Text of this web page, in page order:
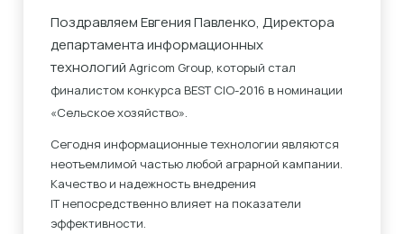
Поздравляем Евгения Павленко, Директора
департамента информационных
технологийAgricom Group, который стал
финалистом конкурса BEST CIO-2016 в номинации
«Сельское хозяйство».
Сегодня информационные технологии являются
неотъемлимой частью любой аграрной кампании.
Качество и надежность внедрения
IT непосредственно влияет на показатели
эффективности.